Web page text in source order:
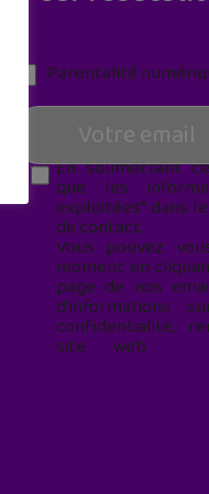
Parentalité
En soumettant
que les
exploitées* dans
de contact.
Vous pouvez
moment en
page de nos
d'informations
confidentialité,
site web